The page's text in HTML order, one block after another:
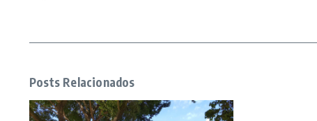
Posts Relacionados